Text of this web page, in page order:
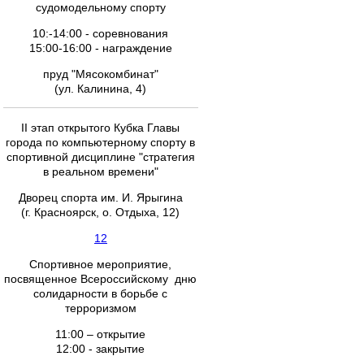
судомодельному спорту
10:-14:00 - соревнования
15:00-16:00 - награждение
пруд "Мясокомбинат"
(ул. Калинина, 4)
II этап открытого Кубка Главы
города по компьютерному спорту в
спортивной дисциплине "стратегия
в реальном времени"
Дворец спорта им. И. Ярыгина
(г. Красноярск, о. Отдыха, 12)
12
Спортивное мероприятие,
посвященное Всероссийскому дню
солидарности в борьбе с
терроризмом
11:00 – открытие
12:00 - закрытие